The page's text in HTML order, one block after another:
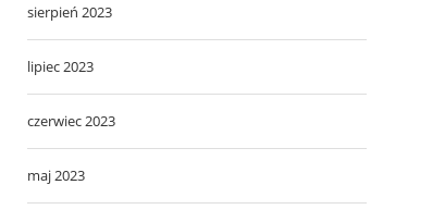
sierpień 2023
lipiec 2023
czerwiec 2023
maj 2023